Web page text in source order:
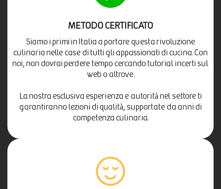
METODO CERTIFICATO
Siamo i primi in Italia a portare questa rivoluzione
culinaria nelle case di tutti gli appassionati di cucina. Con
noi, non dovrai perdere tempo cercando tutorial incerti sul
web o altrove.
La nostra esclusiva esperienza e autorità nel settore ti
garantiranno lezioni di qualità, supportate da anni di
competenza culinaria.